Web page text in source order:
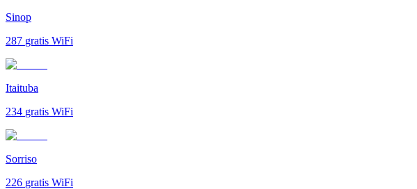
Sinop
287 gratis WiFi
Itaituba
234 gratis WiFi
Sorriso
226 gratis WiFi